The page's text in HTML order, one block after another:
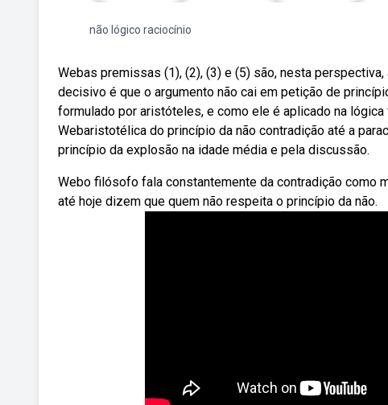
não lógico raciocínio
Webas premissas (1), (2), (3) e (5) são, nesta
decisivo é que o argumento não cai em petição de
formulado por aristóteles, e como ele é aplicado na
Webaristotélica do princípio da não contradição até a
princípio da explosão na idade média e pela discussão.
Webo filósofo fala constantemente da contradição
até hoje dizem que quem não respeita o princípio da não.